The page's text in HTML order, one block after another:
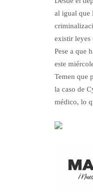
al igual que
existir leyes
Pese a que
este
Temen que
la caso de
médico, lo